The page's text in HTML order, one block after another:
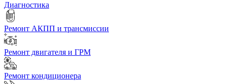
Диагностика
Ремонт АКПП и трансмиссии
Ремонт двигателя и ГРМ
Ремонт кондиционера